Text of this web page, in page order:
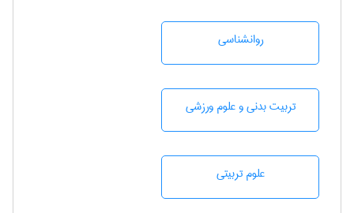
روانشناسی
تربيت بدنی و علوم ورزشی
علوم تربيتی